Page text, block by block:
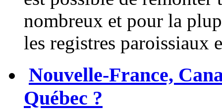
nombreux et pour la
les registres paroissiaux
Nouvelle-France,
Québec ?